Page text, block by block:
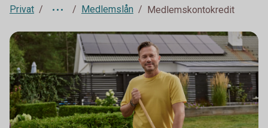
Privat Medlemslån Medlemskontokredit